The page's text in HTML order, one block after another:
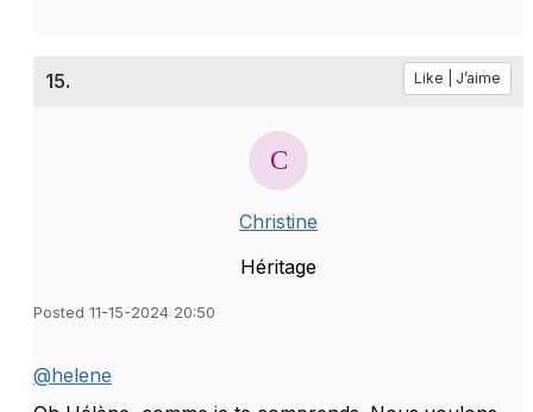
15. Like | J’aime
Christine
Héritage
Posted 11-15-2024 20:50
@helene